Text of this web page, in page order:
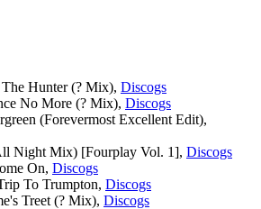
Hunter (? Mix), Discogs
No More (? Mix), Discogs
(Forevermost Excellent Edit),
Night Mix) [Fourplay Vol. 1], Discogs
On, Discogs
To Trumpton, Discogs
Treet (? Mix), Discogs